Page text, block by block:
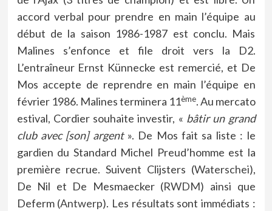
accord verbal pour prendre en main l’équipe au
début de la saison 1986-1987 est conclu. Mais
Malines s’enfonce et file droit vers la D2.
L’entraîneur Ernst Künnecke est remercié, et De
Mos accepte de reprendre en main l’équipe en
février 1986. Malines terminera 11ème. Au mercato
estival, Cordier souhaite investir, « bâtir un grand
club avec [son] argent». De Mos fait sa liste : le
gardien du Standard Michel Preud’homme est la
première recrue. Suivent Clijsters (Waterschei),
De Nil et De Mesmaecker (RWDM) ainsi que
Deferm (Antwerp). Les résultats sont immédiats :